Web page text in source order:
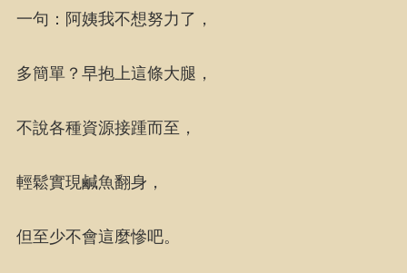
一句：阿姨我不想努力了，
多簡單？早抱上這條大腿，
不說各種資源接踵而至，
輕鬆實現鹹魚翻身，
但至少不會這麼慘吧。